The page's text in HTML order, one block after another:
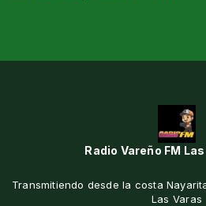
Radio Vareño FM
Transmitiendo desde la costa
Las Varas